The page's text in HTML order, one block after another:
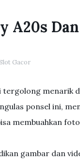
A20s
Slot Gacor
tergolong menarik
ponsel ini,
membuahkan
gambar dan